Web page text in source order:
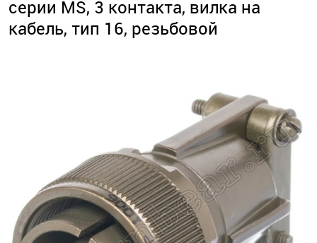
серии MS, 3 контакта, вилка на
кабель, тип 16, резьбовой